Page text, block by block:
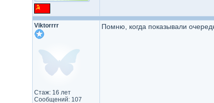
Viktorrrr
Стаж: 16 лет
Сообщений: 107
Помню, когда показывали